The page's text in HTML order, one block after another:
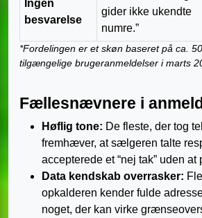
Ingen
besvarelse
gider ikke ukendte
numre.”
*Fordelingen er et skøn baseret på ca.
tilgængelige brugeranmeldelser i marts
Fællesnævnere i
Høflig tone: De fleste, der tog
fremhæver, at sælgeren talte
accepterede et “nej tak” uden at
Data kendskab overrasker:
opkalderen kender fulde
noget, der kan virke